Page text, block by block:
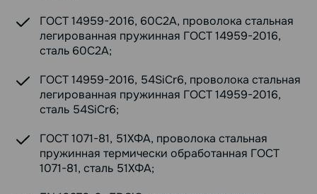
ГОСТ 14959-2016, 60С2А, проволока стальная
легированная пружинная ГОСТ 14959-2016,
сталь 60С2А;
ГОСТ 14959-2016, 54SiCr6, проволока стальная
легированная пружинная ГОСТ 14959-2016,
сталь 54SiCr6;
ГОСТ 1071-81, 51ХФА, проволока стальная
пружинная термически обработанная ГОСТ
1071-81, сталь 51ХФА;